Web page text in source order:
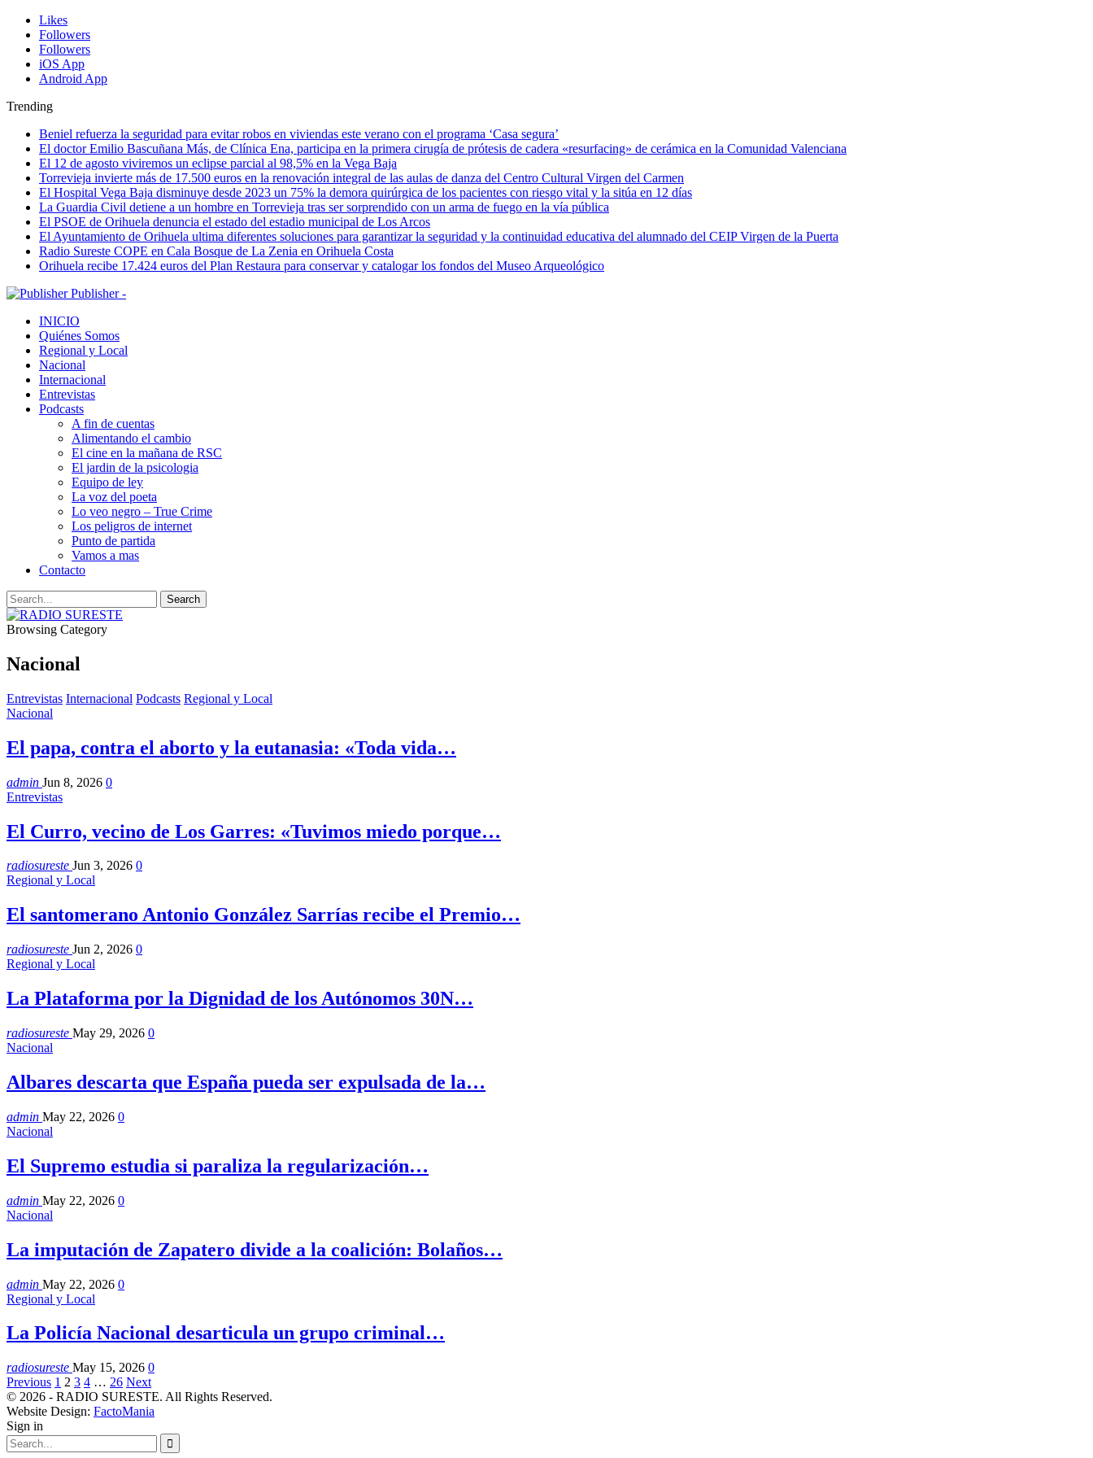
Likes
Followers
Followers
iOS App
Android App
Trending
Beniel refuerza la seguridad para evitar robos en viviendas este verano con el programa ‘Casa segura’
El doctor Emilio Bascuñana Más, de Clínica Ena, participa en la primera cirugía de prótesis de cadera «resurfacing» de cerámica en la Comunidad Valenciana
El 12 de agosto viviremos un eclipse parcial al 98,5% en la Vega Baja
Torrevieja invierte más de 17.500 euros en la renovación integral de las aulas de danza del Centro Cultural Virgen del Carmen
El Hospital Vega Baja disminuye desde 2023 un 75% la demora quirúrgica de los pacientes con riesgo vital y la sitúa en 12 días
La Guardia Civil detiene a un hombre en Torrevieja tras ser sorprendido con un arma de fuego en la vía pública
El PSOE de Orihuela denuncia el estado del estadio municipal de Los Arcos
El Ayuntamiento de Orihuela ultima diferentes soluciones para garantizar la seguridad y la continuidad educativa del alumnado del CEIP Virgen de la Puerta
Radio Sureste COPE en Cala Bosque de La Zenia en Orihuela Costa
Orihuela recibe 17.424 euros del Plan Restaura para conservar y catalogar los fondos del Museo Arqueológico
Publisher -
INICIO
Quiénes Somos
Regional y Local
Nacional
Internacional
Entrevistas
Podcasts
A fin de cuentas
Alimentando el cambio
El cine en la mañana de RSC
El jardin de la psicologia
Equipo de ley
La voz del poeta
Lo veo negro – True Crime
Los peligros de internet
Punto de partida
Vamos a mas
Contacto
Browsing Category
Nacional
Entrevistas Internacional Podcasts Regional y Local
Nacional
El papa, contra el aborto y la eutanasia: «Toda vida…
admin Jun 8, 2026 0
Entrevistas
El Curro, vecino de Los Garres: «Tuvimos miedo porque…
radiosureste Jun 3, 2026 0
Regional y Local
El santomerano Antonio González Sarrías recibe el Premio…
radiosureste Jun 2, 2026 0
Regional y Local
La Plataforma por la Dignidad de los Autónomos 30N…
radiosureste May 29, 2026 0
Nacional
Albares descarta que España pueda ser expulsada de la…
admin May 22, 2026 0
Nacional
El Supremo estudia si paraliza la regularización…
admin May 22, 2026 0
Nacional
La imputación de Zapatero divide a la coalición: Bolaños…
admin May 22, 2026 0
Regional y Local
La Policía Nacional desarticula un grupo criminal…
radiosureste May 15, 2026 0
Previous 1 2 3 4 … 26 Next
© 2026 - RADIO SURESTE. All Rights Reserved.
Website Design: FactoMania
Sign in